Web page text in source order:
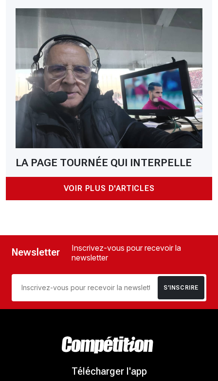
LA PAGE TOURNÉE QUI INTERPELLE
VOIR PLUS D'ARTICLES
Newsletter
Inscrivez-vous pour recevoir la
newsletter
S’INSCRIRE
Télécharger l'app